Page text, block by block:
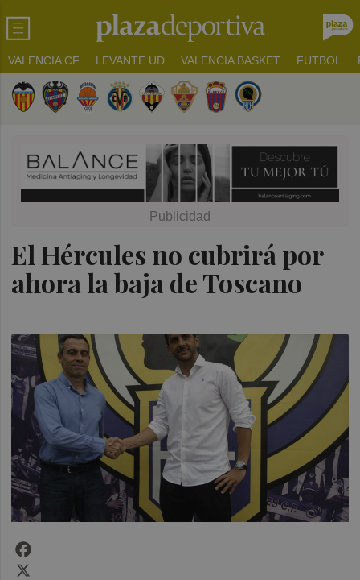
VALENCIA CF LEVANTE UD VALENCIA BASKET FUTBOL
El Hércules no cubrirá por
ahora la baja de Toscano